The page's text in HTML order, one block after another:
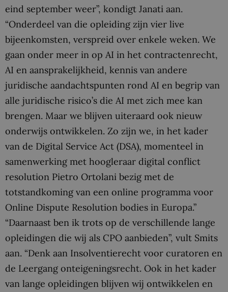
eind september weer”, kondigt Janati aan.
“Onderdeel van die opleiding zijn vier live
bijeenkomsten, verspreid over enkele weken. We
gaan onder meer in op AI in het contractenrecht,
AI en aansprakelijkheid, kennis van andere
juridische aandachtspunten rond AI en begrip van
alle juridische risico’s die AI met zich mee kan
brengen. Maar we blijven uiteraard ook nieuw
onderwijs ontwikkelen. Zo zijn we, in het kader
van de Digital Service Act (DSA), momenteel in
samenwerking met hoogleraar digital conflict
resolution Pietro Ortolani bezig met de
totstandkoming van een online programma voor
Online Dispute Resolution bodies in Europa.”
“Daarnaast ben ik trots op de verschillende lange
opleidingen die wij als CPO aanbieden”, vult Smits
aan. “Denk aan Insolventierecht voor curatoren en
de Leergang onteigeningsrecht. Ook in het kader
van lange opleidingen blijven wij ontwikkelen en